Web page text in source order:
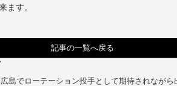
ます。
記事の一覧へ戻る
広島でローテーション投手として期待されなが